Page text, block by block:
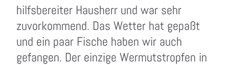
hilfsbereiter Hausherr und war sehr
zuvorkommend. Das Wetter hat gepaßt
und ein paar Fische haben wir auch
gefangen. Der einzige Wermutstropfen in